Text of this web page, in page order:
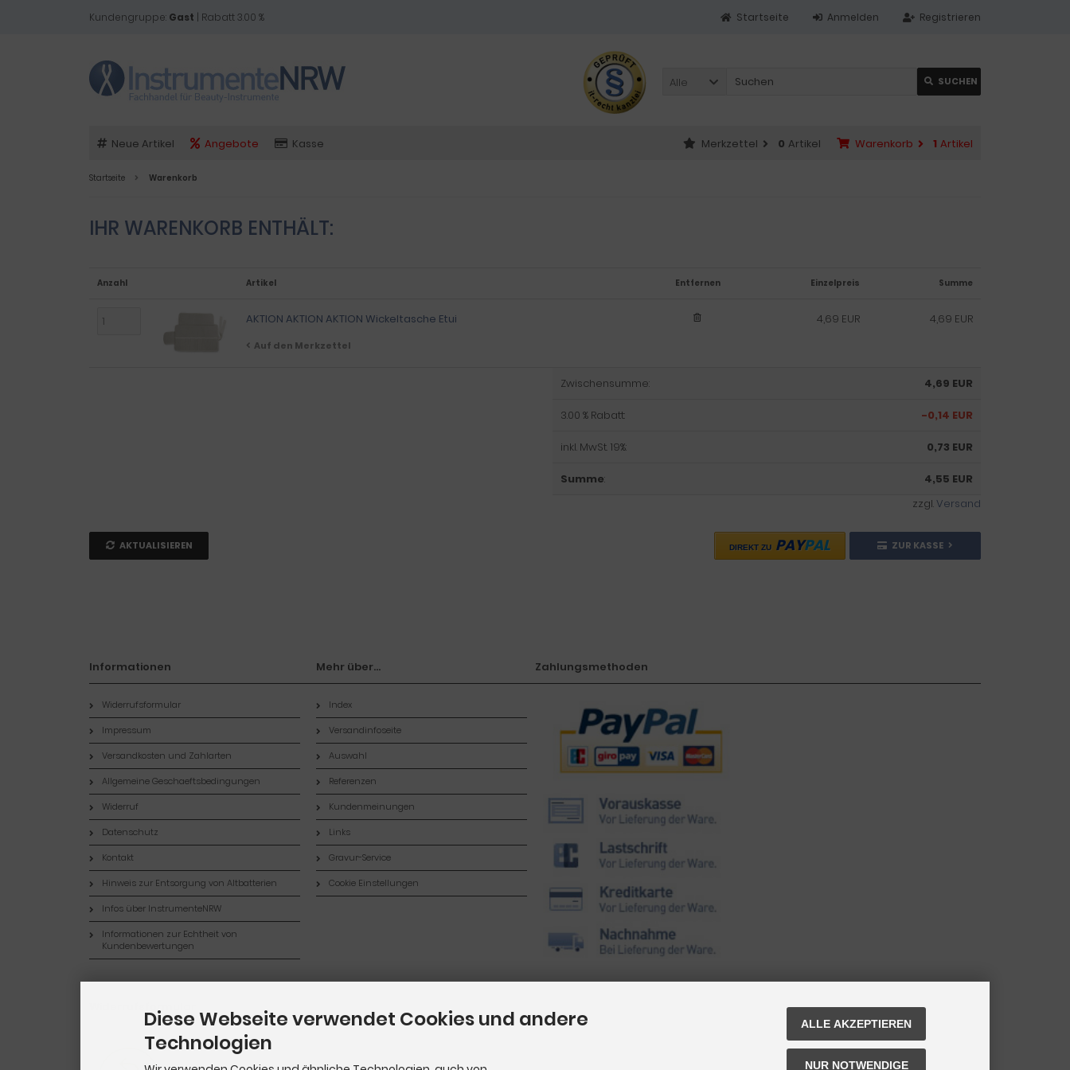
Kundengruppe: Gast | Rabatt 3.00 % Registrieren
Anmelden
Startseite
Alle SUCHEN
Neue Artikel Angebote Kasse Warenkorb 1 Artikel
Merkzettel 0 Artikel
Startseite Warenkorb
IHR WARENKORB ENTHÄLT:
Anzahl Artikel Summe
Einzelpreis
Entfernen
AKTION AKTION AKTION Wickeltasche Etui
Auf den Merkzettel
4,69 EUR
4,69 EUR
Zwischensumme: 4,69 EUR
3.00 % Rabatt: -0,14 EUR
inkl. MwSt. 19%: 0,73 EUR
Summe:
4,55 EUR
zzgl.Versand
AKTUALISIEREN ZUR KASSE
DIREKT ZU PAYPAL
Informationen
Widerrufsformular
Impressum
Versandkosten und Zahlarten
Allgemeine Geschaeftsbedingungen
Widerruf
Datenschutz
Kontakt
Hinweis zur Entsorgung von Altbatterien
Infos über InstrumenteNRW
Informationen zur Echtheit von
Kundenbewertungen
Mehr über...
Index
Versandinfoseite
Auswahl
Referenzen
Kundenmeinungen
Links
Gravur-Service
Cookie Einstellungen
Zahlungsmethoden
WiderrufsformularDiese Webseite verwendet Cookies und andere
Technologien
ALLE AKZEPTIEREN
NUR NOTWENDIGE